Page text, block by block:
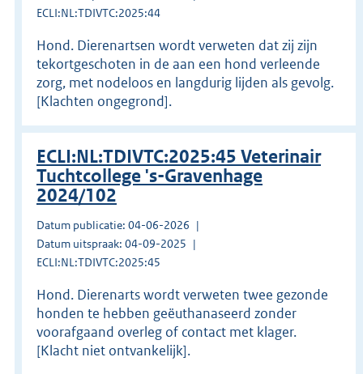
ECLI:NL:TDIVTC:2025:44
Hond. Dierenartsen wordt verweten dat zij zijn
tekortgeschoten in de aan een hond verleende
zorg, met nodeloos en langdurig lijden als gevolg.
[Klachten ongegrond].
ECLI:NL:TDIVTC:2025:45 Veterinair
Tuchtcollege 's-Gravenhage
2024/102
Datum publicatie: 04-06-2026
Datum uitspraak: 04-09-2025
ECLI:NL:TDIVTC:2025:45
Hond. Dierenarts wordt verweten twee gezonde
honden te hebben geëuthanaseerd zonder
voorafgaand overleg of contact met klager.
[Klacht niet ontvankelijk].